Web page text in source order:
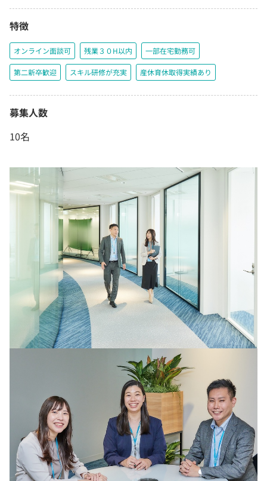
特徴
オンライン面談可 残業３０H以内 一部在宅勤務可
第二新卒歓迎 スキル研修が充実 産休育休取得実績あり
募集人数
10名